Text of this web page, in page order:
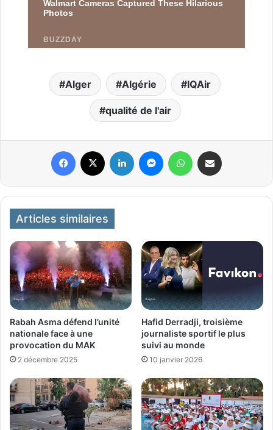
Alger Algérie IQAir
qualité de l'air
Articles similaires
Rabah Asma défend l’unité
nationale face à une
provocation du MAK
2 décembre 2025
Hafid Derradji, troisième
journaliste sportif le plus
suivi au monde
10 janvier 2026